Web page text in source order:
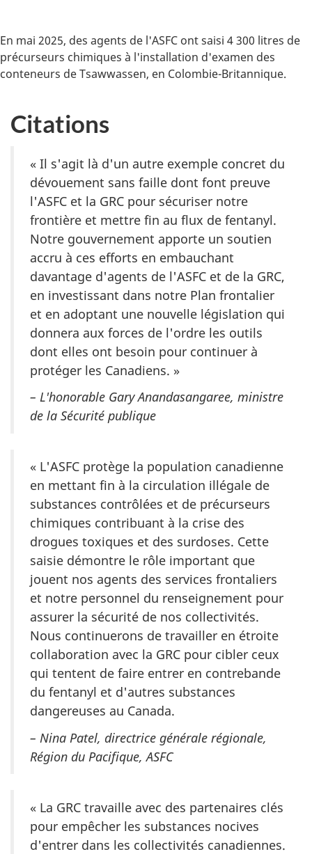
En mai 2025, des agents de l'ASFC ont saisi 4 300 litres de
précurseurs chimiques à l'installation d'examen des
conteneurs de Tsawwassen, en Colombie-Britannique.
Citations
« Il s'agit là d'un autre exemple concret du
dévouement sans faille dont font preuve
l'ASFC et la GRC pour sécuriser notre
frontière et mettre fin au flux de fentanyl.
Notre gouvernement apporte un soutien
accru à ces efforts en embauchant
davantage d'agents de l'ASFC et de la GRC,
en investissant dans notre Plan frontalier
et en adoptant une nouvelle législation qui
donnera aux forces de l'ordre les outils
dont elles ont besoin pour continuer à
protéger les Canadiens. »
– L'honorable Gary Anandasangaree, ministre
de la Sécurité publique
« L'ASFC protège la population canadienne
en mettant fin à la circulation illégale de
substances contrôlées et de précurseurs
chimiques contribuant à la crise des
drogues toxiques et des surdoses. Cette
saisie démontre le rôle important que
jouent nos agents des services frontaliers
et notre personnel du renseignement pour
assurer la sécurité de nos collectivités.
Nous continuerons de travailler en étroite
collaboration avec la GRC pour cibler ceux
qui tentent de faire entrer en contrebande
du fentanyl et d'autres substances
dangereuses au Canada.
– Nina Patel, directrice générale régionale,
Région du Pacifique, ASFC
« La GRC travaille avec des partenaires clés
pour empêcher les substances nocives
d'entrer dans les collectivités canadiennes.